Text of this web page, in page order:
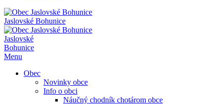
Jaslovské Bohunice
Jaslovské
Bohunice
Menu
Obec
Novinky obce
Info o obci
Náučný chodník chotárom obce